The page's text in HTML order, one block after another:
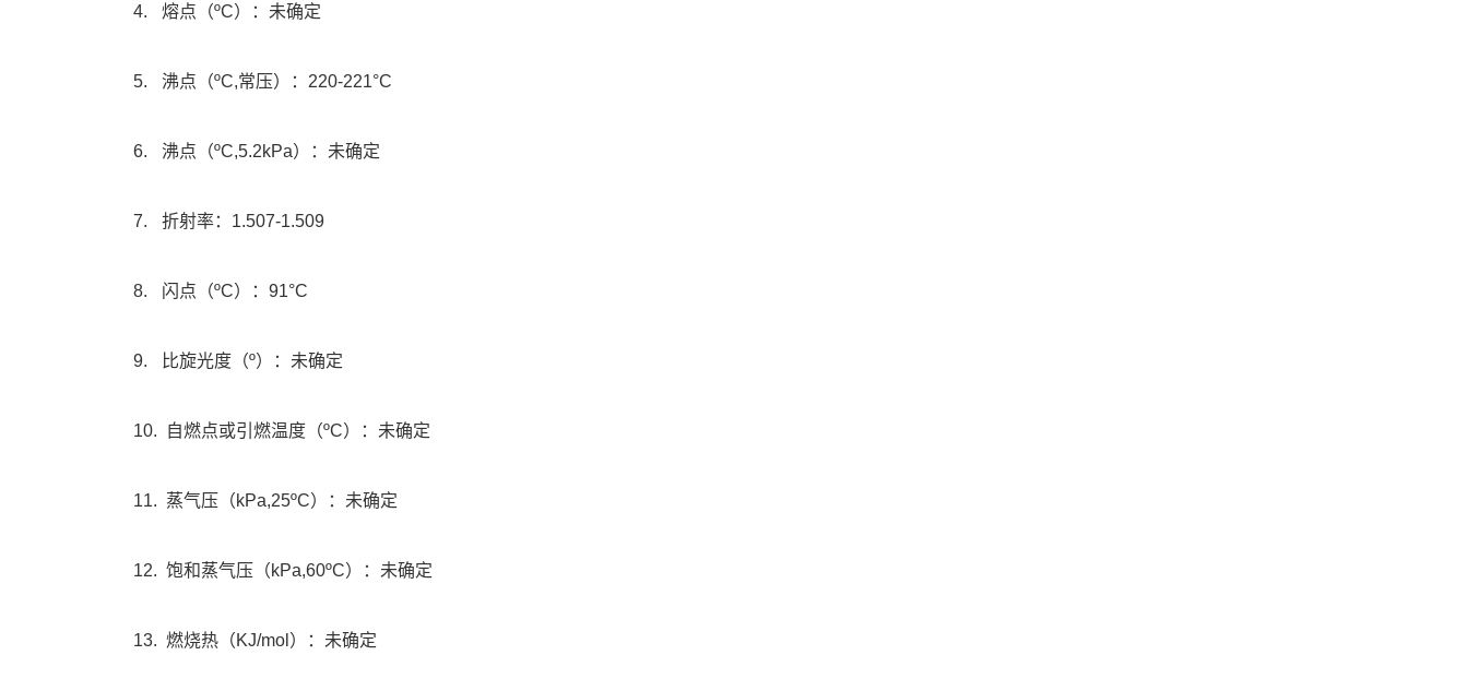
4. 熔点（ºC）：未确定
5. 沸点（ºC,常压）： 220-221°C
6. 沸点（ºC,5.2kPa）：未确定
7. 折射率： 1.507-1.509
8. 闪点（ºC）： 91°C
9. 比旋光度（º）：未确定
10. 自燃点或引燃温度（ºC）：未确定
11. 蒸气压（kPa,25ºC）：未确定
12. 饱和蒸气压（kPa,60ºC）：未确定
13. 燃烧热（KJ/mol ）：未确定